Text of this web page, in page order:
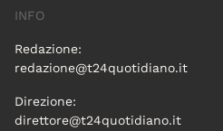
INFO
Redazione:
redazione@t24quotidiano.it
Direzione:
direttore@t24quotidiano.it